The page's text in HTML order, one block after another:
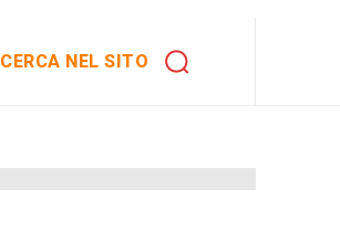
CERCA NEL SITO